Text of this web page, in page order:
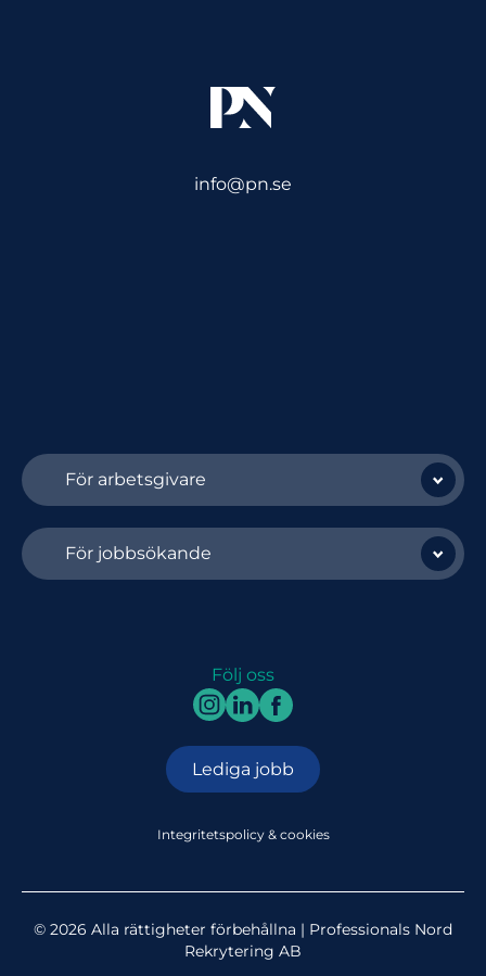
info@pn.se
För arbetsgivare
För jobbsökande
Följ oss
Lediga jobb
Integritetspolicy & cookies
© 2026 Alla rättigheter förbehållna | Professionals Nord
Rekrytering AB